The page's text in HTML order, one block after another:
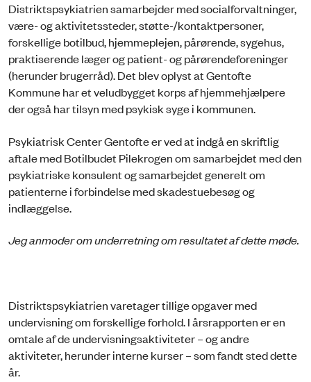
Distriktspsykiatrien samarbejder med socialforvaltninger,
være- og aktivitetssteder, støtte-/kontaktpersoner,
forskellige botilbud, hjemmeplejen, pårørende, sygehus,
praktiserende læger og patient- og pårørendeforeninger
(herunder brugerråd). Det blev oplyst at Gentofte
Kommune har et veludbygget korps af hjemmehjælpere
der også har tilsyn med psykisk syge i kommunen.
Psykiatrisk Center Gentofte er ved at indgå en skriftlig
aftale med Botilbudet Pilekrogen om samarbejdet med den
psykiatriske konsulent og samarbejdet generelt om
patienterne i forbindelse med skadestuebesøg og
indlæggelse.
Jeg anmoder om underretning om resultatet af dette møde.
Distriktspsykiatrien varetager tillige opgaver med
undervisning om forskellige forhold. I årsrapporten er en
omtale af de undervisningsaktiviteter – og andre
aktiviteter, herunder interne kurser – som fandt sted dette
år.